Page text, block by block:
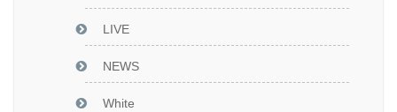
LIVE
NEWS
White